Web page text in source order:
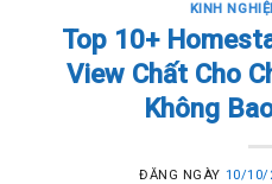
KINH
Top 10+
View Chất Cho
Không
ĐĂNG NGÀY 10/10/